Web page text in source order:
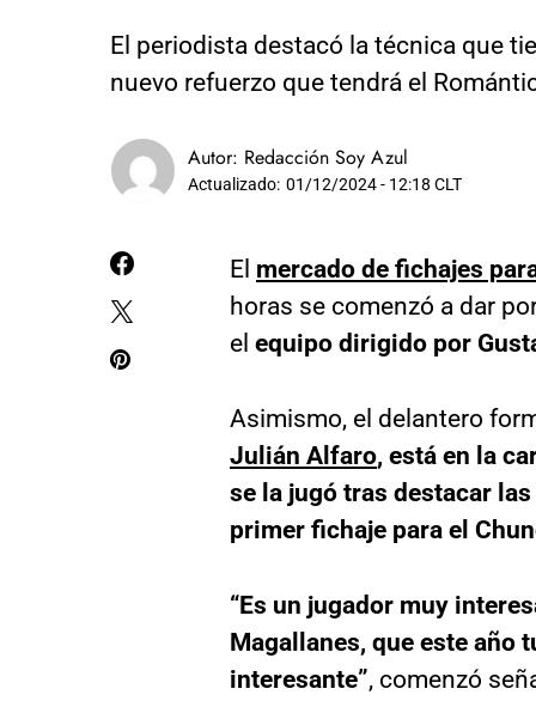
El periodista destacó la técnica que
nuevo refuerzo que tendrá el
Autor: Redacción Soy Azul
Actualizado: 01/12/2024 - 12:18 CLT
El mercado de fichajes
horas se comenzó a dar
el equipo dirigido por
Asimismo, el delantero
Julián Alfaro, está en la
se la jugó tras destacar
primer fichaje para el
“Es un jugador muy
Magallanes, que este año
interesante”, comenzó